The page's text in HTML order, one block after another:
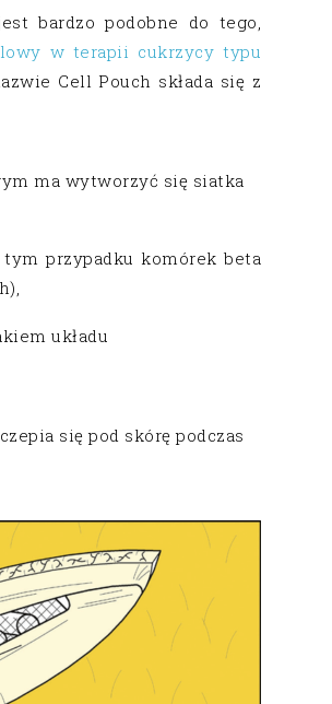
bardzo podobne do tego,
w terapii cukrzycy typu
Cell Pouch składa się z
ma wytworzyć się siatka
przypadku komórek beta
układu
się pod skórę podczas